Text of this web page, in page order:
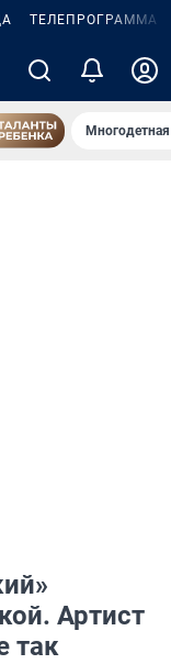
ТЕЛЕПРОГРАММА
Артист
так